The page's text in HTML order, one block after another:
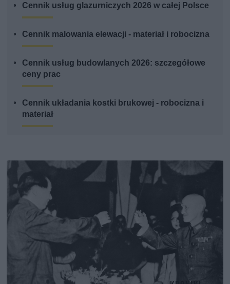
Cennik usług glazurniczych 2026 w całej Polsce
Cennik malowania elewacji - materiał i robocizna
Cennik usług budowlanych 2026: szczegółowe
ceny prac
Cennik układania kostki brukowej - robocizna i
materiał